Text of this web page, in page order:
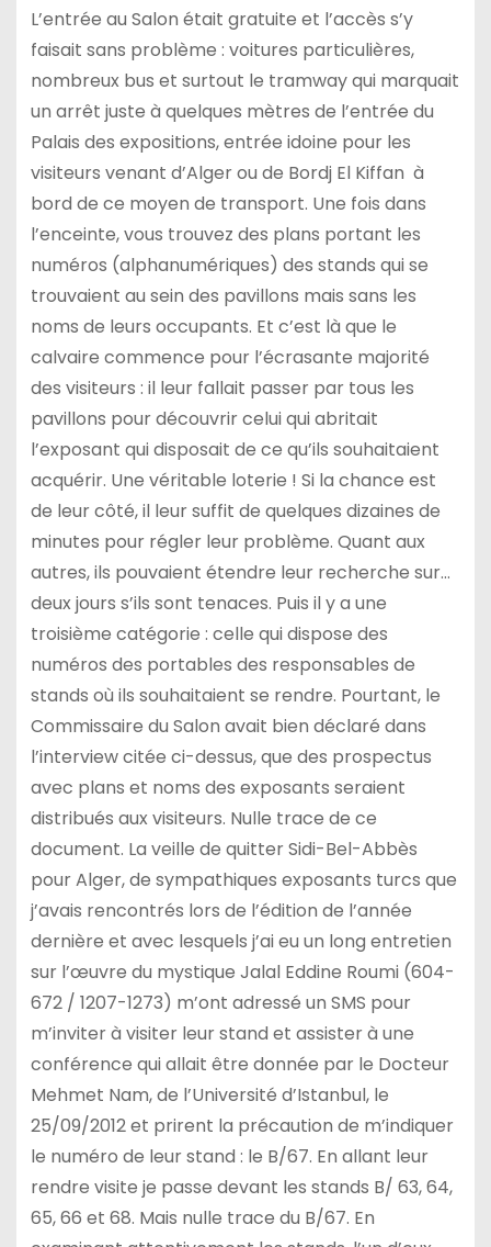
L’entrée au Salon était gratuite et l’accès s’y
faisait sans problème : voitures particulières,
nombreux bus et surtout le tramway qui marquait
un arrêt juste à quelques mètres de l’entrée du
Palais des expositions, entrée idoine pour les
visiteurs venant d’Alger ou de Bordj El Kiffan à
bord de ce moyen de transport. Une fois dans
l’enceinte, vous trouvez des plans portant les
numéros (alphanumériques) des stands qui se
trouvaient au sein des pavillons mais sans les
noms de leurs occupants. Et c’est là que le
calvaire commence pour l’écrasante majorité
des visiteurs : il leur fallait passer par tous les
pavillons pour découvrir celui qui abritait
l’exposant qui disposait de ce qu’ils souhaitaient
acquérir. Une véritable loterie ! Si la chance est
de leur côté, il leur suffit de quelques dizaines de
minutes pour régler leur problème. Quant aux
autres, ils pouvaient étendre leur recherche sur…
deux jours s’ils sont tenaces. Puis il y a une
troisième catégorie : celle qui dispose des
numéros des portables des responsables de
stands où ils souhaitaient se rendre. Pourtant, le
Commissaire du Salon avait bien déclaré dans
l’interview citée ci-dessus, que des prospectus
avec plans et noms des exposants seraient
distribués aux visiteurs. Nulle trace de ce
document. La veille de quitter Sidi-Bel-Abbès
pour Alger, de sympathiques exposants turcs que
j’avais rencontrés lors de l’édition de l’année
dernière et avec lesquels j’ai eu un long entretien
sur l’œuvre du mystique Jalal Eddine Roumi (604-
672 / 1207-1273) m’ont adressé un SMS pour
m’inviter à visiter leur stand et assister à une
conférence qui allait être donnée par le Docteur
Mehmet Nam, de l’Université d’Istanbul, le
25/09/2012 et prirent la précaution de m’indiquer
le numéro de leur stand : le B/67. En allant leur
rendre visite je passe devant les stands B/ 63, 64,
65, 66 et 68. Mais nulle trace du B/67. En